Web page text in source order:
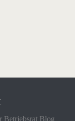
Betriebsrat Blog